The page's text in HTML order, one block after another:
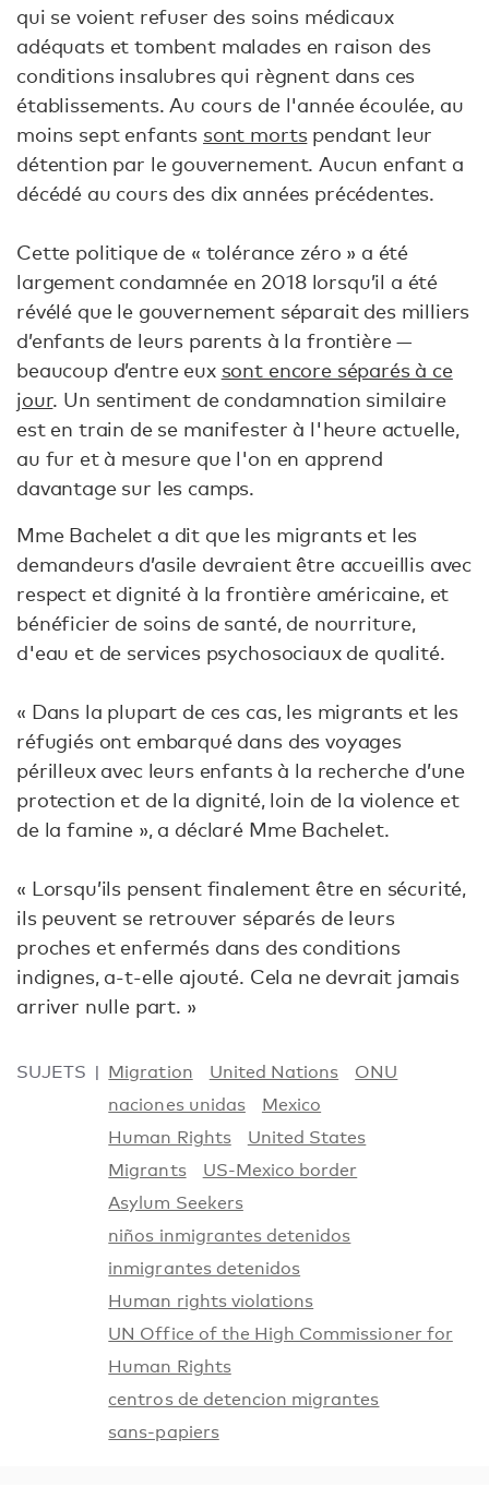
qui se voient refuser des soins médicaux
adéquats et tombent malades en raison des
conditions insalubres qui règnent dans ces
établissements. Au cours de l'année écoulée, au
moins sept enfants sont mortspendant leur
détention par le gouvernement. Aucun enfant a
décédé au cours des dix années précédentes.
Cette politique de « tolérance zéro » a été
largement condamnée en 2018 lorsqu’il a été
révélé que le gouvernement séparait des milliers
d’enfants de leurs parents à la frontière —
beaucoup d’entre eux sont encore séparés à ce
jour. Un sentiment de condamnation similaire
est en train de se manifester à l'heure actuelle,
au fur et à mesure que l'on en apprend
davantage sur les camps.
Mme Bachelet a dit que les migrants et les
demandeurs d’asile devraient être accueillis avec
respect et dignité à la frontière américaine, et
bénéficier de soins de santé, de nourriture,
d'eau et de services psychosociaux de qualité.
« Dans la plupart de ces cas, les migrants et les
réfugiés ont embarqué dans des voyages
périlleux avec leurs enfants à la recherche d’une
protection et de la dignité, loin de la violence et
de la famine », a déclaré Mme Bachelet.
« Lorsqu’ils pensent finalement être en sécurité,
ils peuvent se retrouver séparés de leurs
proches et enfermés dans des conditions
indignes, a-t-elle ajouté. Cela ne devrait jamais
arriver nulle part. »
SUJETS Migration United Nations
ONU
naciones unidas
Mexico
Human Rights
United States
Migrants
US-Mexico border
Asylum Seekers
niños inmigrantes detenidos
inmigrantes detenidos
Human rights violations
UN Office of the High Commissioner for
Human Rights
centros de detencion migrantes
sans-papiers